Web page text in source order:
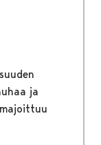
ja